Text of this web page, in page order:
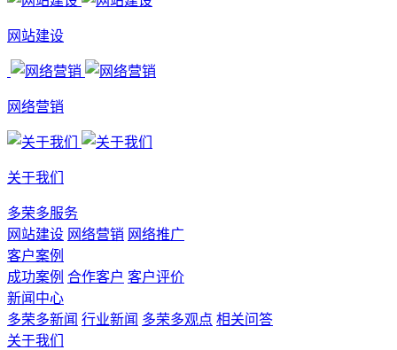
网站建设
网络营销
关于我们
多荣多服务
网站建设 网络营销 网络推广
客户案例
成功案例 合作客户 客户评价
新闻中心
多荣多新闻 行业新闻 多荣多观点 相关问答
关于我们